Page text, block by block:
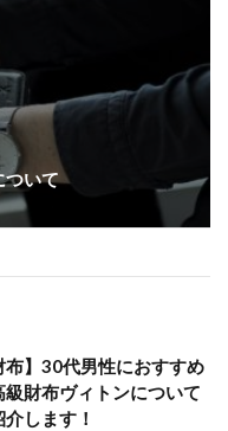
ついて
布】30代男性におすすめ
級財布ヴィトンについて
介します！